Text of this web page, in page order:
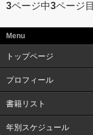
3ページ中3ページ目
Menu
トップページ
プロフィール
書籍リスト
年別スケジュール